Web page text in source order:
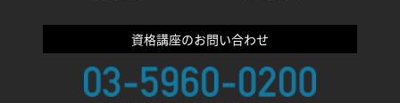
資格講座のお問い合わせ